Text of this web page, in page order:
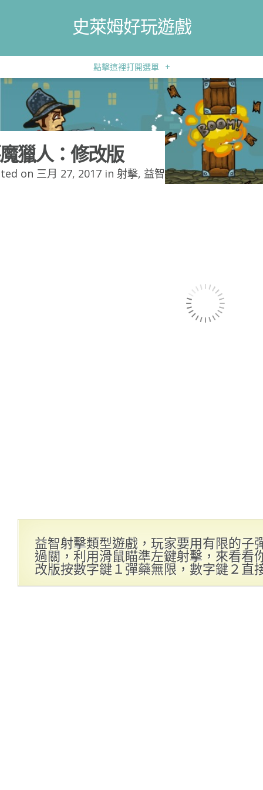
史萊姆好玩遊戲
點擊這裡打開選單 +
獵人：修改版
on 三月 27, 2017 in 射擊, 益智
益智射擊類型遊戲，玩家要用有限的子
過關，利用滑鼠瞄準左鍵射擊，來看看
改版按數字鍵１彈藥無限，數字鍵２直